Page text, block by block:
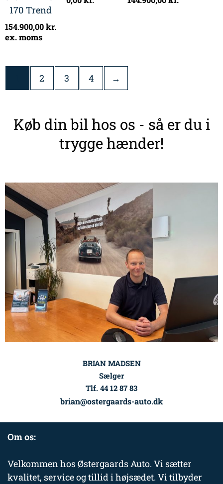
170 Trend
154.900,00kr.
ex. moms
2 3 4 →
Køb din bil hos os - så er du i
trygge hænder!
BRIAN MADSEN
Sælger
Tlf. 44 12 87 83
brian@ostergaards-auto.dk
Om os:
Velkommen hos Østergaards Auto. Vi sætter
kvalitet, service og tillid i højsædet. Vi tilbyder